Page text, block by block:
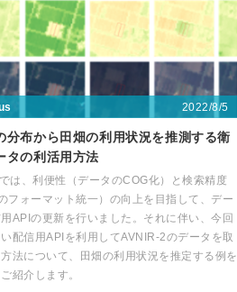
2022/8/5
分布から田畑の利用状況を推測する衛
タの利活用方法
は、利便性（データのCOG化）と検索精度
フォーマット統一）の向上を目指して、デー
APIの更新を行いました。それに伴い、今回
配信用APIを利用してAVNIR-2のデータを取
法について、田畑の利用状況を推定する例を
紹介します。